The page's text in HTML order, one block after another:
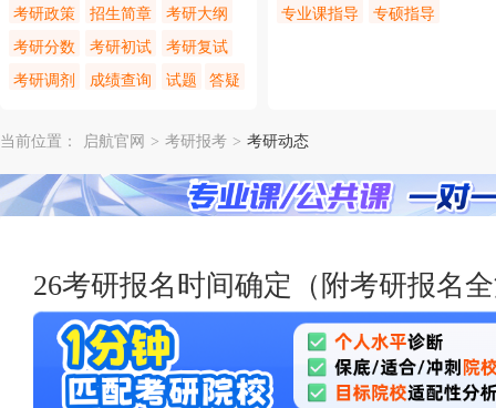
考研政策
招生简章
考研大纲
考研分数
考研初试
考研复试
考研调剂
成绩查询 试题 答疑
专业课指导
专硕指导
当前位置： 启航官网 > 考研报考 > 考研动态
26考研报名时间确定（附考研报名